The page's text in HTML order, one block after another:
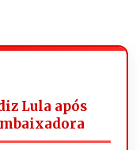
Lula após